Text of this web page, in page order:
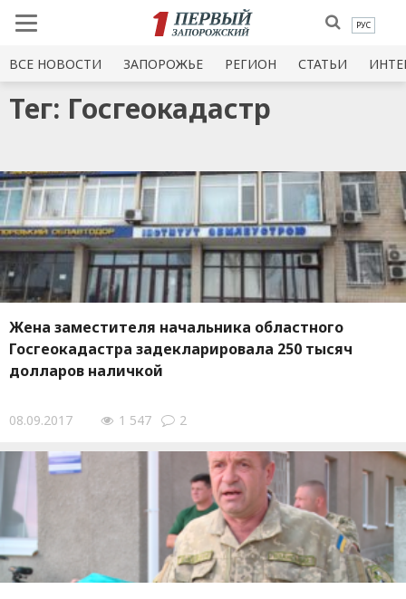
РУС
ВСЕ НОВОСТИ ЗАПОРОЖЬЕ РЕГИОН СТАТЬИ
Тег: Госгеокадастр
Жена заместителя начальника областного
Госгеокадастра задекларировала 250 тысяч
долларов наличкой
08.09.2017 1 547 2